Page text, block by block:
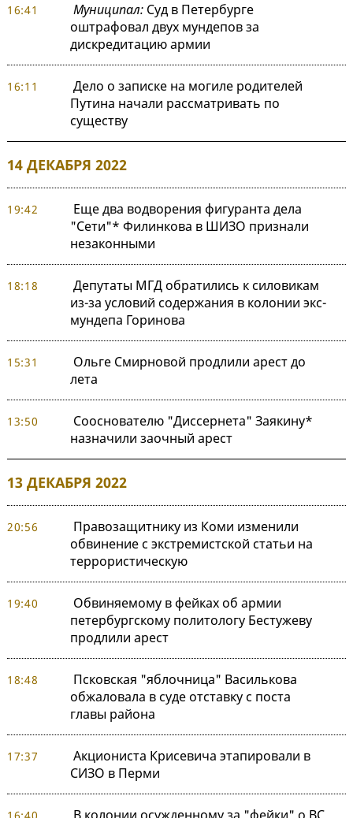
16:41 Муниципал:Суд в Петербурге
оштрафовал двух мундепов за
дискредитацию армии
16:11
Дело о записке на могиле родителей
Путина начали рассматривать по
существу
14 ДЕКАБРЯ 2022
19:42
Еще два водворения фигуранта дела
"Сети"* Филинкова в ШИЗО признали
незаконными
18:18
Депутаты МГД обратились к силовикам
из-за условий содержания в колонии экс-
мундепа Горинова
15:31
Ольге Смирновой продлили арест до
лета
13:50
Сооснователю "Диссернета" Заякину*
назначили заочный арест
13 ДЕКАБРЯ 2022
20:56
Правозащитнику из Коми изменили
обвинение с экстремистской статьи на
террористическую
19:40
Обвиняемому в фейках об армии
петербургскому политологу Бестужеву
продлили арест
18:48
Псковская "яблочница" Василькова
обжаловала в суде отставку с поста
главы района
17:37
Акциониста Крисевича этапировали в
СИЗО в Перми